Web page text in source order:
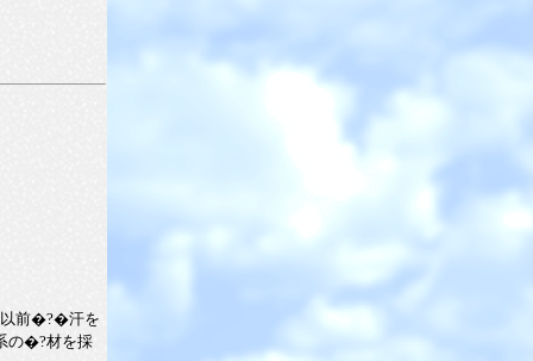
前�?�汗を
の�?材を採